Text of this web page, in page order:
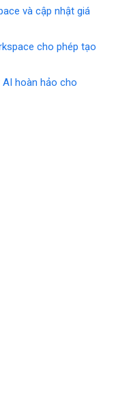
và cập nhật giá
cho phép tạo
AI hoàn hảo cho